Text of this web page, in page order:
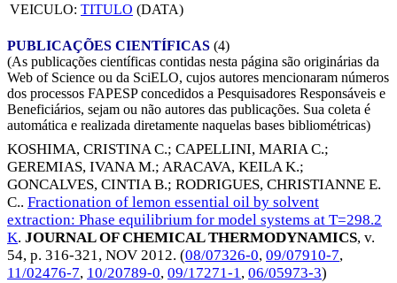
VEICULO: TITULO (DATA)
PUBLICAÇÕES CIENTÍFICAS (4)
(As publicações científicas contidas nesta página são originárias da
Web of Science ou da SciELO, cujos autores mencionaram números
dos processos FAPESP concedidos a Pesquisadores Responsáveis e
Beneficiários, sejam ou não autores das publicações. Sua coleta é
automática e realizada diretamente naquelas bases bibliométricas)
KOSHIMA, CRISTINA C.; CAPELLINI, MARIA C.;
GEREMIAS, IVANA M.; ARACAVA, KEILA K.;
GONCALVES, CINTIA B.; RODRIGUES, CHRISTIANNE E.
C.. Fractionation of lemon essential oil by solvent
extraction: Phase equilibrium for model systems at T=298.2
K. JOURNAL OF CHEMICAL THERMODYNAMICS, v.
54, p. 316-321, NOV 2012. (08/07326-0, 09/07910-7,
11/02476-7, 10/20789-0, 09/17271-1, 06/05973-3)